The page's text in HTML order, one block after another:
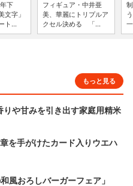
下
文字」
ト...
フィギュア・中井亜
美、華麗にトリプルア
クセル決める 「...
もっと見る
や甘みを引き出す家庭用精米
を手がけたカード入りウエハ
おろしバーガーフェア」